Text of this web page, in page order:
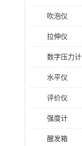
吹泡仪
拉伸仪
数字压力计
水平仪
评价仪
强度计
醒发箱